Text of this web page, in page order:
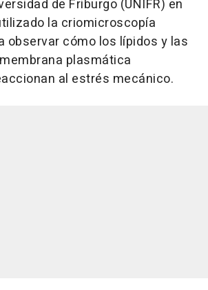
de Friburgo (UNIFR) en
la criomicroscopía
observar cómo los lípidos y las
plasmática
al estrés mecánico.